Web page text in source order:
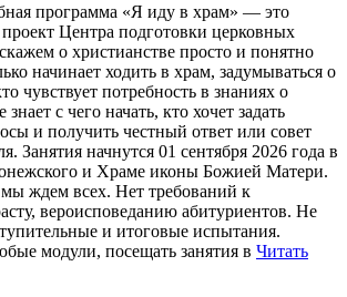
программа «Я иду в храм» — это
Центра подготовки церковных
о христианстве просто и понятно
начинает ходить в храм, задумываться о
чувствует потребность в знаниях о
с чего начать, кто хочет задать
и получить честный ответ или совет
Занятия начнутся 01 сентября 2026 года в
и Храме иконы Божией Матери.
ждем всех. Нет требований к
вероисповеданию абитуриентов. Не
и итоговые испытания.
модули, посещать занятия в Читать